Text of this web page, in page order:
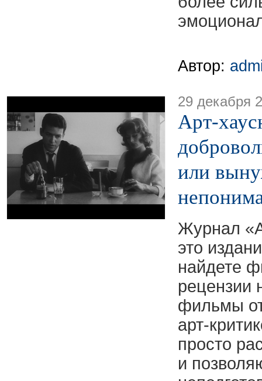
Автор:
29 декабря
Арт-
или
Журнал
это
найдете
рецензии
фильмы
арт-
просто
и